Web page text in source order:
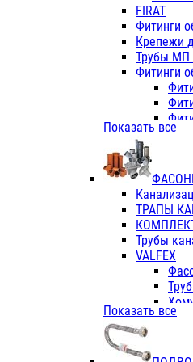
VALFEX
ПК
FIRAT
Фитинги
Крепежи
Трубы МП
Фитинги
TK
Показать все
ТРАПЫ
Трубы
VALFEX
ПВХ
Показать все